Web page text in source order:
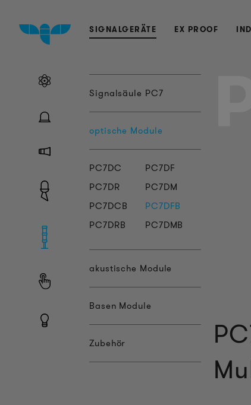
SIGNALGERÄTE EX PROOF
Signalsäule PC7
optische Module
PC7DC
PC7DF
PC7DR
PC7DM
PC7DCB
PC7DFB
PC7DRB
PC7DMB
akustische Module
Basen Module
Zubehör